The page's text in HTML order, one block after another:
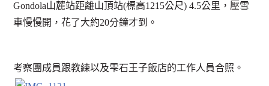
Gondola山麓站距離山頂站(標高1215公尺) 4.5公里，壓雪
車慢慢開，花了大約20分鐘才到。
考察團成員跟教練以及雫石王子飯店的工作人員合照。